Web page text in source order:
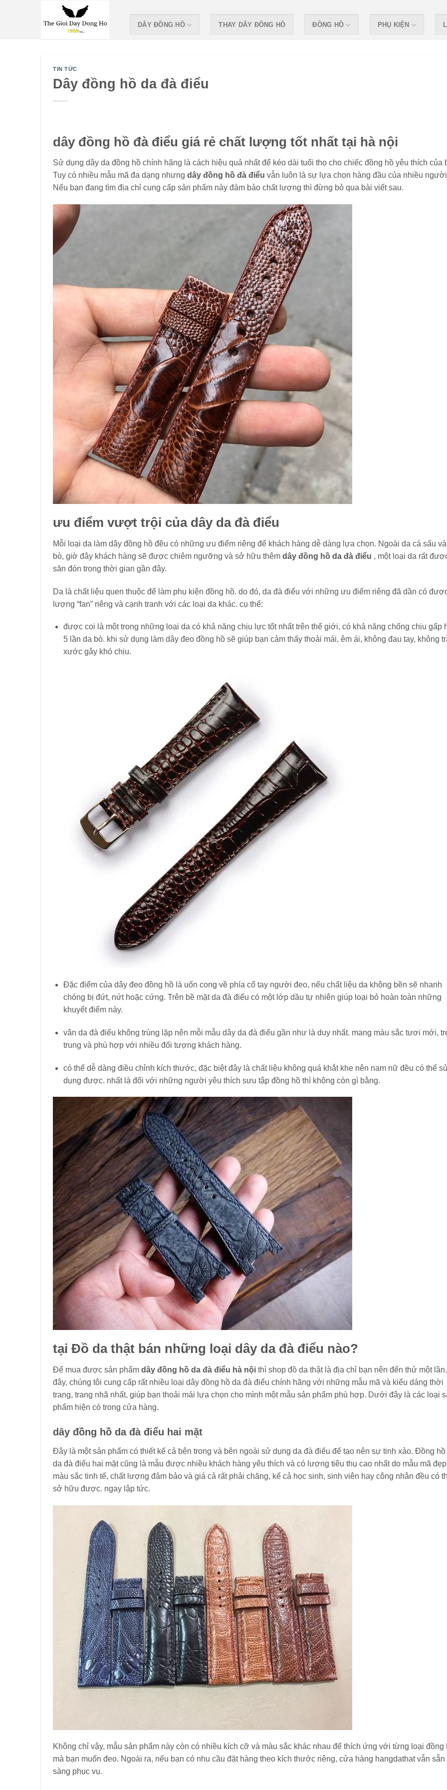
DÂY ĐỒNG HỒ THAY DÂY ĐỒNG HỒ ĐỒNG HỒ PHỤ KIỆN
TIN TỨC
Dây đồng hồ da đà điểu
dây đồng hồ đà điểu giá rẻ chất lượng tốt nhất tại hà nội
Sử dụng dây da đồng hồ chính hãng là cách hiệu quả nhất để kéo dài tuổi thọ cho chiếc đồng hồ yêu thích của
Tuy có nhiều mẫu mã đa dạng nhưng dây đồng hồ đà điểu vẫn luôn là sự lựa chọn hàng đầu của nhiều
Nếu bạn đang tìm địa chỉ cung cấp sản phẩm này đảm bảo chất lượng thì đừng bỏ qua bài viết sau.
ưu điểm vượt trội của dây da đà điểu
Mỗi loại da làm dây đồng hồ đều có những ưu điểm riêng để khách hàng dễ dàng lựa chọn. Ngoài da cá sấu
bò, giờ đây khách hàng sẽ được chiêm ngưỡng và sở hữu thêm dây đồng hồ da đà điểu , một loại da rất
săn đón trong thời gian gần đây.
Da là chất liệu quen thuộc để làm phụ kiện đồng hồ. do đó, da đà điểu với những ưu điểm riêng đã dần có
lượng “fan” riêng và cạnh tranh với các loại da khác. cụ thể:
được coi là một trong những loại da có khả năng chịu lực tốt nhất trên thế giới, có khả năng chống chịu gấp
5 lần da bò. khi sử dụng làm dây đeo đồng hồ sẽ giúp bạn cảm thấy thoải mái, êm ái, không đau tay, không
xước gây khó chịu.
Đặc điểm của dây đeo đồng hồ là uốn cong về phía cổ tay người đeo, nếu chất liệu da không bền sẽ nhanh
chóng bị đứt, nứt hoặc cứng. Trên bề mặt da đà điểu có một lớp dầu tự nhiên giúp loại bỏ hoàn toàn những
khuyết điểm này.
vân da đà điểu không trùng lặp nên mỗi mẫu dây da đà điểu gần như là duy nhất. mang màu sắc tươi mới,
trung và phù hợp với nhiều đối tượng khách hàng.
có thể dễ dàng điều chỉnh kích thước, đặc biệt đây là chất liệu không quá khắt khe nên nam nữ đều có thể
dụng được. nhất là đối với những người yêu thích sưu tập đồng hồ thì không còn gì bằng.
tại Đồ da thật bán những loại dây da đà điểu nào?
Để mua được sản phẩm dây đồng hồ da đà điểu hà nội thì shop đồ da thật là địa chỉ bạn nên đến thử một
đây, chúng tôi cung cấp rất nhiều loại dây đồng hồ da đà điểu chính hãng với những mẫu mã và kiểu dáng thời
trang, trang nhã nhất, giúp bạn thoải mái lựa chọn cho mình một mẫu sản phẩm phù hợp. Dưới đây là các loại
phẩm hiện có trong cửa hàng.
dây đồng hồ da đà điểu hai mặt
Đây là một sản phẩm có thiết kế cả bên trong và bên ngoài sử dụng da đà điểu để tạo nên sự tinh xảo. Đồng hồ
da đà điểu hai mặt cũng là mẫu được nhiều khách hàng yêu thích và có lượng tiêu thụ cao nhất do mẫu mã
màu sắc tinh tế, chất lượng đảm bảo và giá cả rất phải chăng, kể cả học sinh, sinh viên hay công nhân đều có
sở hữu được. ngay lập tức.
Không chỉ vậy, mẫu sản phẩm này còn có nhiều kích cỡ và màu sắc khác nhau để thích ứng với từng loại đồng
mà bạn muốn đeo. Ngoài ra, nếu bạn có nhu cầu đặt hàng theo kích thước riêng, cửa hàng hangdathat vẫn sẵn
sàng phục vụ.